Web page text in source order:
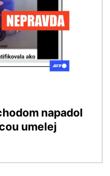
napadol
umelej